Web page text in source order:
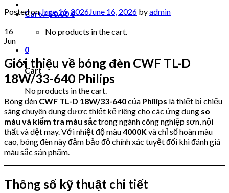
Cart /$0.000
No products in the cart.
0
Cart
No products in the cart.
Posted onJune 16, 2026June 16, 2026 byadmin
16
Jun
Giới thiệu về bóng đèn CWF TL-D
18W/33-640 Philips
Bóng đèn CWF TL-D 18W/33-640của Philips là thiết bị chiếu
sáng chuyên dụng được thiết kế riêng cho các ứng dụng so
màu và kiểm tra màu sắctrong ngành công nghiệp sơn, nội
thất và dệt may. Với nhiệt độ màu4000Kvà chỉ số hoàn màu
cao, bóng đèn này đảm bảo độ chính xác tuyệt đối khi đánh giá
màu sắc sản phẩm.
Thông số kỹ thuật chi tiết